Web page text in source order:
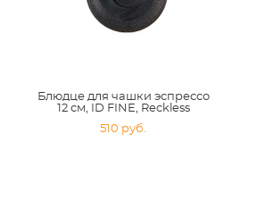
Блюдце для чашки эспрессо
12 см, ID FINE, Reckless
510 pуб.